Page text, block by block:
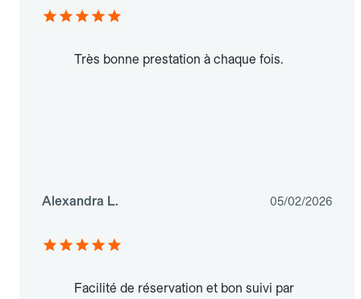
Très bonne prestation à chaque fois.
Alexandra L. 05/02/2026
Facilité de réservation et bon suivi par